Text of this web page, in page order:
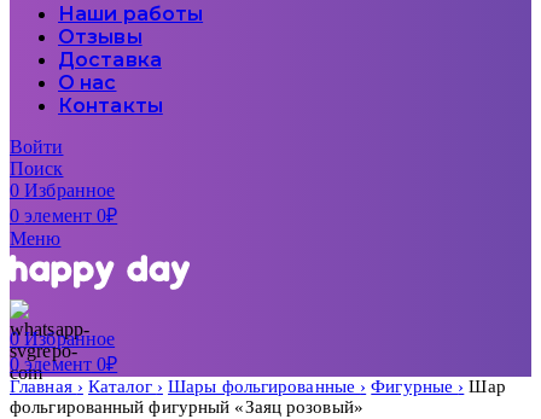
Наши работы
Отзывы
Доставка
О нас
Контакты
Войти
Поиск
0Избранное
0элемент 0₽
Меню
0Избранное
0элемент 0₽
Главная Каталог Шары фольгированные Фигурные
Шар
фольгированный фигурный «Заяц розовый»